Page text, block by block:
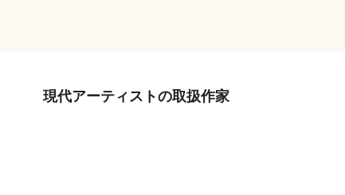
現代アーティストの取扱作家